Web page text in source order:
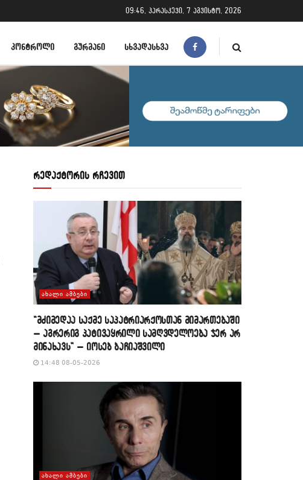
09:46, პარასკევი, 7 აგვისტო, 2026
ᲙᲝᲜᲢᲠᲝᲚᲘ ᲒᲣᲠᲛᲐᲜᲘ ᲡᲮᲕᲐᲓᲐᲡᲮᲕᲐ
რედაქტორის რჩევით
ᲐᲮᲐᲚᲘ ᲐᲛᲑᲔᲑᲘ
“მძიმედაა საქმე საპატრიარქოსთან მიმართებაში
– აგრერიგ პატივაყრილი სამღვდელოება ჯერ არ
მინახავს” – იოსებ ბაჩიაშვილი
14:48 08-05-2026
ᲐᲮᲐᲚᲘ ᲐᲛᲑᲔᲑᲘ